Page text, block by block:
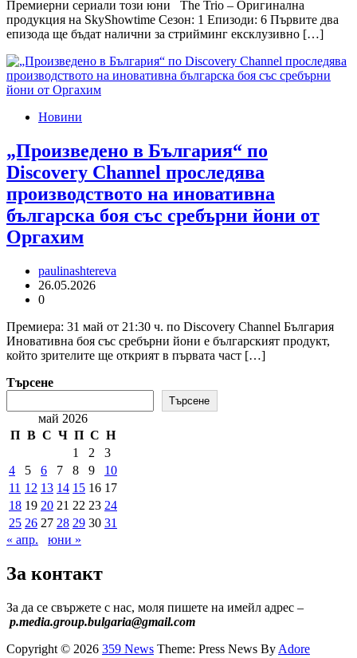
Премиерни сериали този юни The Trio – Оригинална
продукция на SkyShowtime Сезон: 1 Епизоди: 6 Първите два
епизода ще бъдат налични за стрийминг ексклузивно […]
Новини
„Произведено в България“ по
Discovery Channel проследява
производството на иновативна
българска боя със сребърни йони от
Оргахим
paulinashtereva
26.05.2026
0
Премиера: 31 май от 21:30 ч. по Discovery Channel България
Иновативна боя със сребърни йони е българският продукт,
който зрителите ще открият в първата част […]
Търсене
Търсене
май 2026
П В С Ч П С Н
1
2
3
4
5 6 7 8 9
10
11 12 13 14 15 16 17
18 19 20 21 22 23 24
25 26 27 28 29 30 31
« апр.
юни »
За контакт
За да се свържете с нас, моля пишете на имейл адрес –
p.media.group.bulgaria@gmail.com
Copyright © 2026 359 News Theme: Press News By Adore